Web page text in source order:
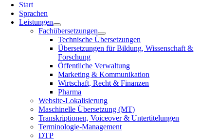
Start
Sprachen
Leistungen
Fachübersetzungen
Technische Übersetzungen
Übersetzungen für Bildung, Wissenschaft &
Forschung
Öffentliche Verwaltung
Marketing & Kommunikation
Wirtschaft, Recht & Finanzen
Pharma
Website-Lokalisierung
Maschinelle Übersetzung (MT)
Transkriptionen, Voiceover & Untertitelungen
Terminologie-Management
DTP